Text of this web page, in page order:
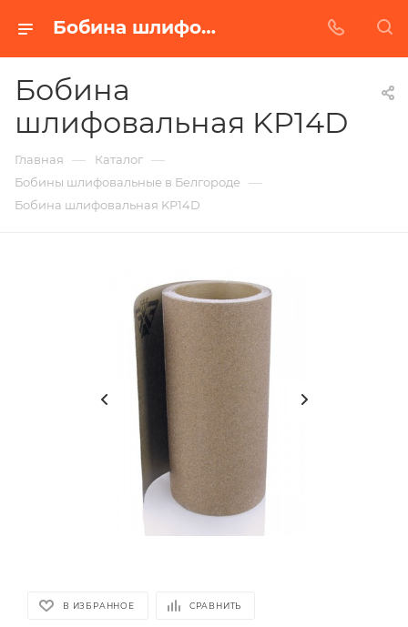
Бобина шлифовальная KP14D в Белгороде | Купить по недорогой цене от Абразивного Завода
Бобина
шлифовальная KP14D
Главная — Каталог —
Бобины шлифовальные в Белгороде —
Бобина шлифовальная KP14D
В ИЗБРАННОЕ СРАВНИТЬ